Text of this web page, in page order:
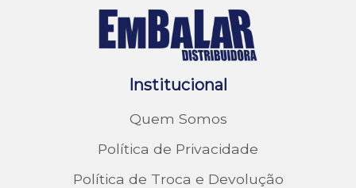
Institucional
Quem Somos
Política de Privacidade
Política de Troca e Devolução